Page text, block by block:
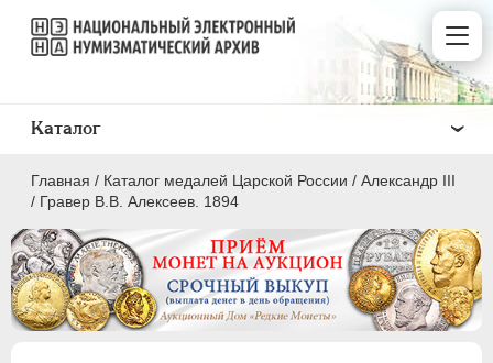
Главная / Каталог медалей Царской России / Александр III
/ Гравер В.В. Алексеев. 1894
Каталог
ВСЕ